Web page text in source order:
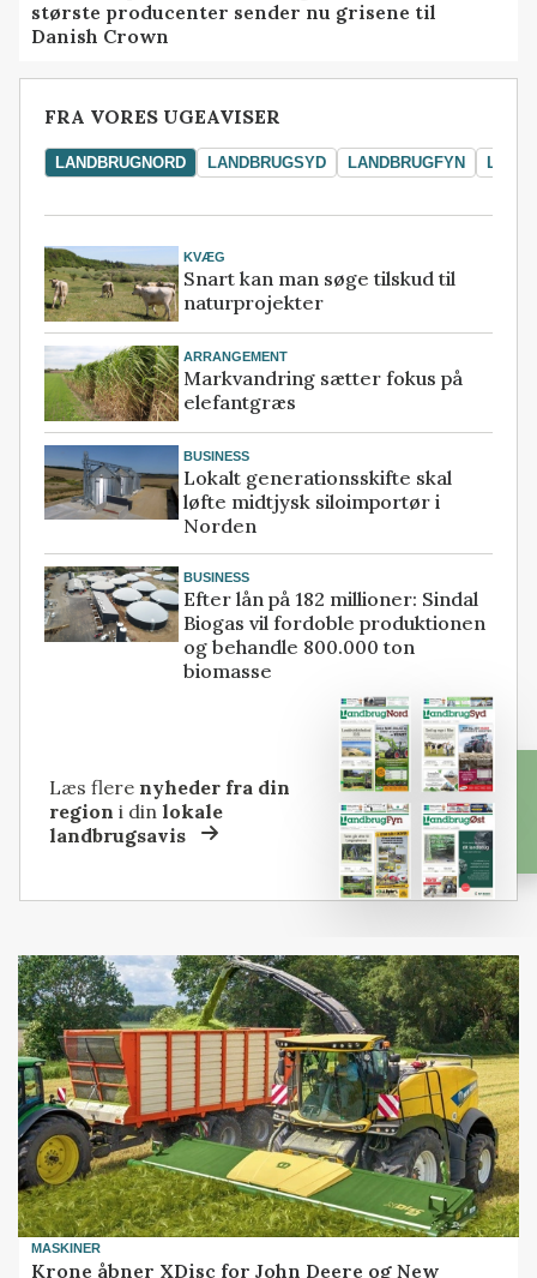
største producenter sender nu grisene til
Danish Crown
FRA VORES UGEAVISER
LANDBRUGNORD LANDBRUGSYD LANDBRUGFYN
KVÆG
Snart kan man søge tilskud til
naturprojekter
ARRANGEMENT
Markvandring sætter fokus på
elefantgræs
BUSINESS
Lokalt generationsskifte skal
løfte midtjysk siloimportør i
Norden
BUSINESS
Efter lån på 182 millioner: Sindal
Biogas vil fordoble produktionen
og behandle 800.000 ton
biomasse
Læs flere nyheder fra din
region i dinlokale
landbrugsavis
MASKINER
Krone åbner XDisc for John Deere og New